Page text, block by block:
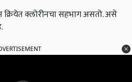
क्रियेत क्लोरीनचा सहभाग असतो. असे